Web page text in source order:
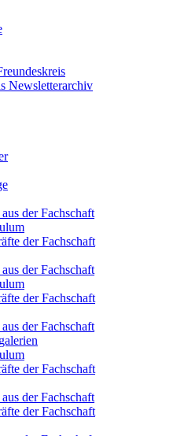
Newsletterarchiv
der Fachschaft
der Fachschaft
der Fachschaft
der Fachschaft
der Fachschaft
der Fachschaft
der Fachschaft
der Fachschaft